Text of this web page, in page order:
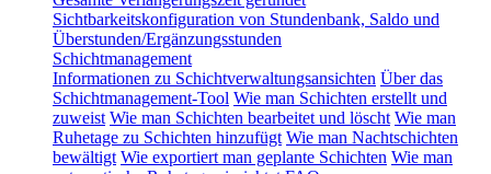
Sichtbarkeitskonfiguration von Stundenbank, Saldo und
Überstunden/Ergänzungsstunden
Schichtmanagement
Informationen zu Schichtverwaltungsansichten Über das
Schichtmanagement-Tool Wie man Schichten erstellt und
zuweist Wie man Schichten bearbeitet und löscht Wie man
Ruhetage zu Schichten hinzufügt Wie man Nachtschichten
bewältigt Wie exportiert man geplante Schichten Wie man